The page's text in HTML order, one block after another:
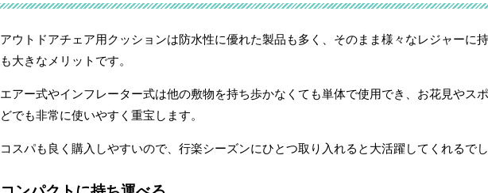
アウトドアチェア用クッションは防水性に優れた製品も多く、そのまま様々なレジャーに
も大きなメリットです。
エアー式やインフレーター式は他の敷物を持ち歩かなくても単体で使用でき、お花見やス
どでも非常に使いやすく重宝します。
コスパも良く購入しやすいので、行楽シーズンにひとつ取り入れると大活躍してくれるでし